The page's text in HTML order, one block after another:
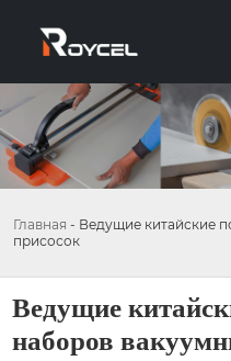
Главная - Ведущие китайские
присосок
Ведущие
наборов